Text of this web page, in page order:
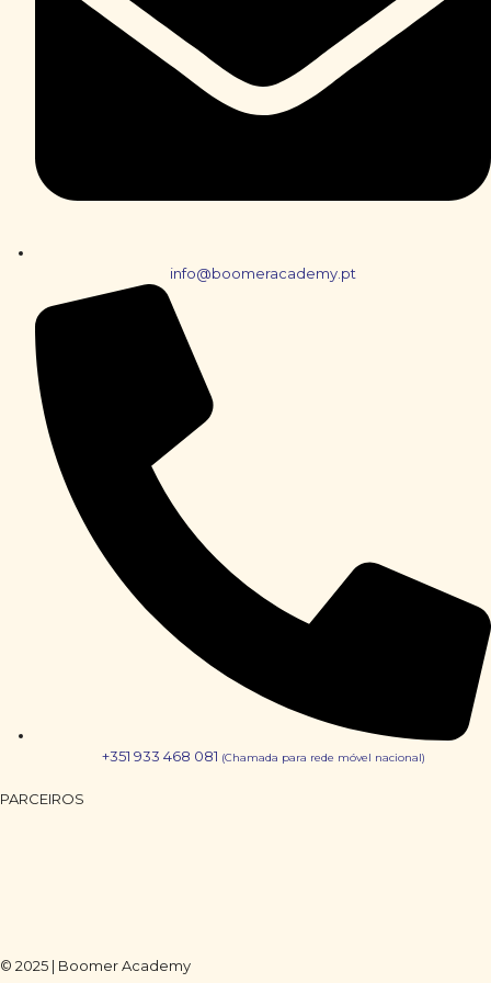
info@boomeracademy.pt
+351 933 468 081 (Chamada para rede móvel nacional)
PARCEIROS
© 2025 | Boomer Academy